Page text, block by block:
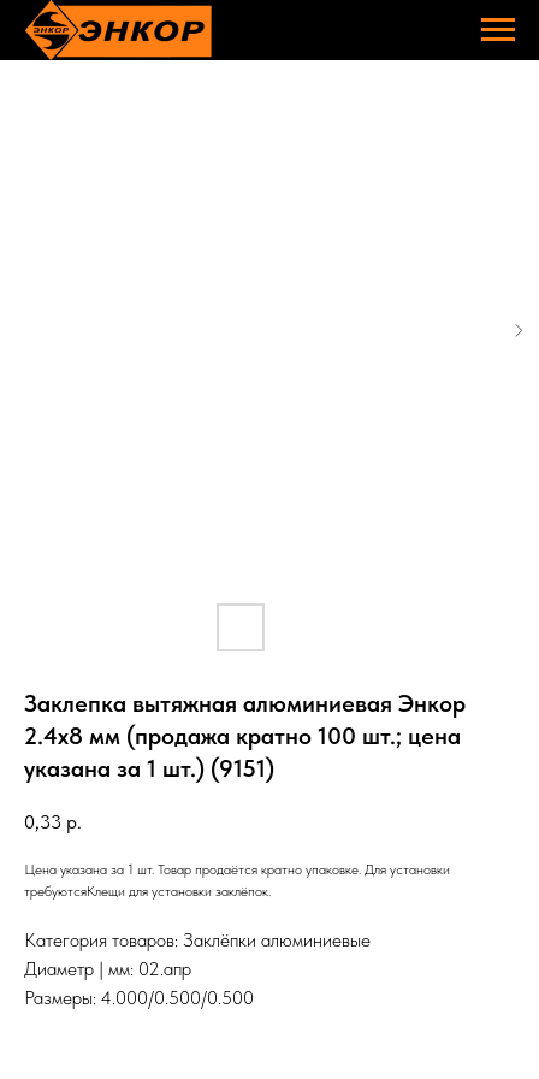
Заклепка вытяжная алюминиевая Энкор
2.4х8 мм (продажа кратно 100 шт.; цена
указана за 1 шт.) (9151)
0,33 р.
Цена указана за 1 шт. Товар продаётся кратно упаковке. Для установки
требуютсяКлещи для установки заклёпок.
Категория товаров: Заклёпки алюминиевые
Диаметр | мм: 02.апр
Размеры: 4.000/0.500/0.500